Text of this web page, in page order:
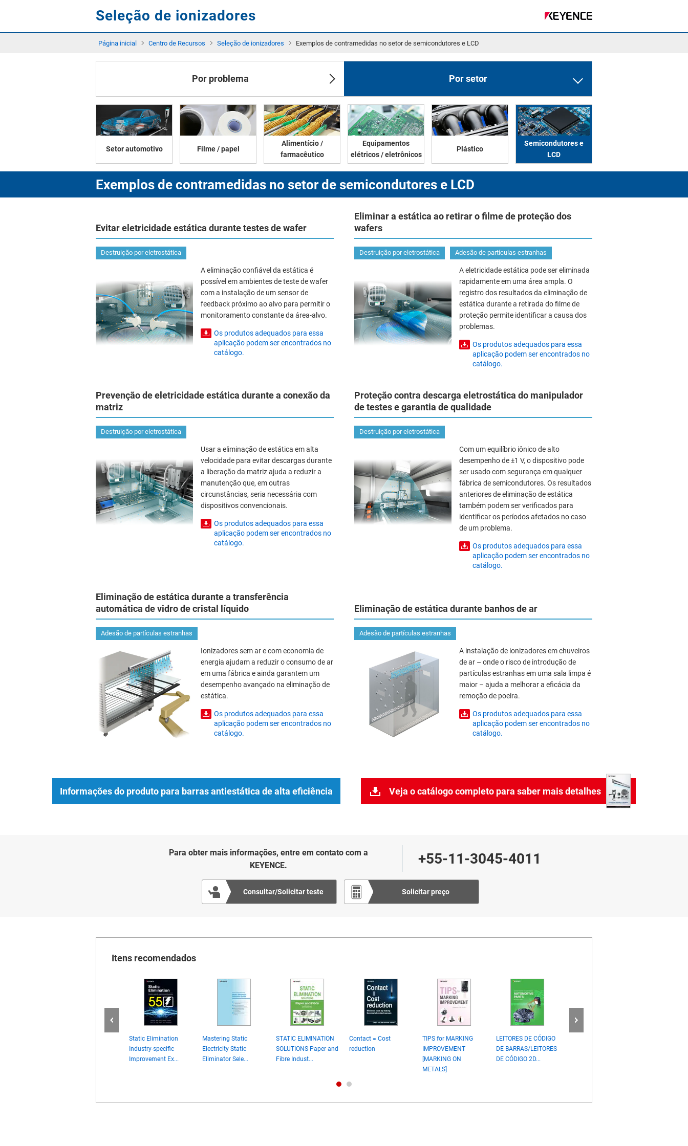
Seleção de ionizadores
Página inicial Centro de Recursos Seleção de ionizadores Exemplos de contramedidas no setor de semicondutores e LCD
Por problema Por setor
Setor automotivo Filme / papel
Alimentício /
farmacêutico
Equipamentos
elétricos / eletrônicos
Plástico
Semicondutores e
LCD
Exemplos de contramedidas no setor de semicondutores e LCD
Evitar eletricidade estática durante testes de wafer
Destruição por eletrostática
A eliminação confiável da estática é
possível em ambientes de teste de wafer
com a instalação de um sensor de
feedback próximo ao alvo para permitir o
monitoramento constante da área-alvo.
Os produtos adequados para essa
aplicação podem ser encontrados no
catálogo.
Eliminar a estática ao retirar o filme de proteção dos
wafers
Destruição por eletrostática Adesão de partículas estranhas
A eletricidade estática pode ser eliminada
rapidamente em uma área ampla. O
registro dos resultados da eliminação de
estática durante a retirada do filme de
proteção permite identificar a causa dos
problemas.
Os produtos adequados para essa
aplicação podem ser encontrados no
catálogo.
Prevenção de eletricidade estática durante a conexão da
matriz
Destruição por eletrostática
Usar a eliminação de estática em alta
velocidade para evitar descargas durante
a liberação da matriz ajuda a reduzir a
manutenção que, em outras
circunstâncias, seria necessária com
dispositivos convencionais.
Os produtos adequados para essa
aplicação podem ser encontrados no
catálogo.
Proteção contra descarga eletrostática do manipulador
de testes e garantia de qualidade
Destruição por eletrostática
Com um equilíbrio iônico de alto
desempenho de ±1 V, o dispositivo pode
ser usado com segurança em qualquer
fábrica de semicondutores. Os resultados
anteriores de eliminação de estática
também podem ser verificados para
identificar os períodos afetados no caso
de um problema.
Os produtos adequados para essa
aplicação podem ser encontrados no
catálogo.
Eliminação de estática durante a transferência
automática de vidro de cristal líquido
Adesão de partículas estranhas
Ionizadores sem ar e com economia de
energia ajudam a reduzir o consumo de ar
em uma fábrica e ainda garantem um
desempenho avançado na eliminação de
estática.
Os produtos adequados para essa
aplicação podem ser encontrados no
catálogo.
Eliminação de estática durante banhos de ar
Adesão de partículas estranhas
A instalação de ionizadores em chuveiros
de ar – onde o risco de introdução de
partículas estranhas em uma sala limpa é
maior – ajuda a melhorar a eficácia da
remoção de poeira.
Os produtos adequados para essa
aplicação podem ser encontrados no
catálogo.
Informações do produto para barras antiestática de alta eficiência Veja o catálogo completo para saber mais detalhes
Para obter mais informações, entre em contato com a
KEYENCE.
+55-11-3045-4011
Consultar/Solicitar teste Solicitar preço
Itens recomendados
Static Elimination
Industry-specific
Improvement Ex...
Mastering Static
Electricity Static
Eliminator Sele...
STATIC ELIMINATION
SOLUTIONS Paper and
Fibre Indust...
Contact = Cost
reduction
TIPS for MARKING
IMPROVEMENT
[MARKING ON
METALS]
LEITORES DE CÓDIGO
DE BARRAS/LEITORES
DE CÓDIGO 2D...